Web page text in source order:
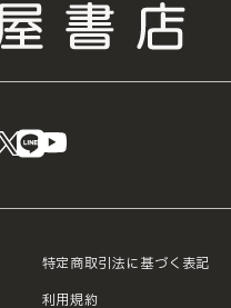
instagram
X LINE
特定商取引法に基づく表記
利用規約